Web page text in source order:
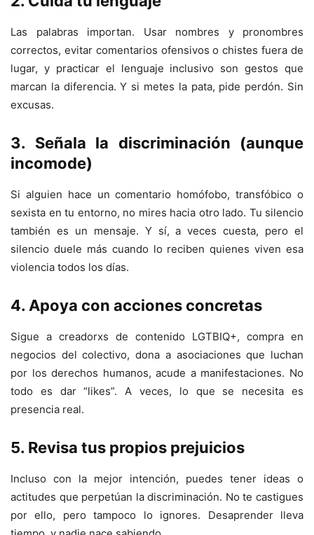
Las palabras importan. Usar nombres y pronombres
correctos, evitar comentarios ofensivos o chistes fuera de
lugar, y practicar el lenguaje inclusivo son gestos que
marcan la diferencia. Y si metes la pata, pide perdón. Sin
excusas.
3. Señala la discriminación (aunque
incomode)
Si alguien hace un comentario homófobo, transfóbico o
sexista en tu entorno, no mires hacia otro lado. Tu silencio
también es un mensaje. Y sí, a veces cuesta, pero el
silencio duele más cuando lo reciben quienes viven esa
violencia todos los días.
4. Apoya con acciones concretas
Sigue a creadorxs de contenido LGTBIQ+, compra en
negocios del colectivo, dona a asociaciones que luchan
por los derechos humanos, acude a manifestaciones. No
todo es dar “likes”. A veces, lo que se necesita es
presencia real.
5. Revisa tus propios prejuicios
Incluso con la mejor intención, puedes tener ideas o
actitudes que perpetúan la discriminación. No te castigues
por ello, pero tampoco lo ignores. Desaprender lleva